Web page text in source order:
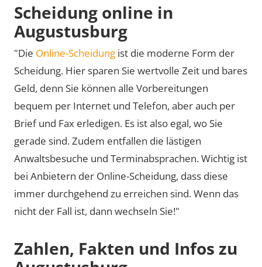
Scheidung online in
Augustusburg
"Die Online-Scheidung ist die moderne Form der
Scheidung. Hier sparen Sie wertvolle Zeit und bares
Geld, denn Sie können alle Vorbereitungen
bequem per Internet und Telefon, aber auch per
Brief und Fax erledigen. Es ist also egal, wo Sie
gerade sind. Zudem entfallen die lästigen
Anwaltsbesuche und Terminabsprachen. Wichtig ist
bei Anbietern der Online-Scheidung, dass diese
immer durchgehend zu erreichen sind. Wenn das
nicht der Fall ist, dann wechseln Sie!"
Zahlen, Fakten und Infos zu